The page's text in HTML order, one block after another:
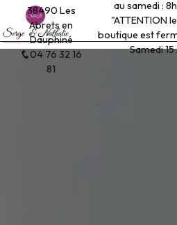
38490 Les
Abrets en
Dauphiné
04 76 32 16
81
au samedi :
"ATTENTION
boutique est
Samedi
Panneau de gestion des cookies